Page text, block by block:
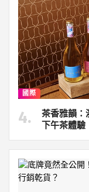
國際
茶香雅韻：
下午茶體驗